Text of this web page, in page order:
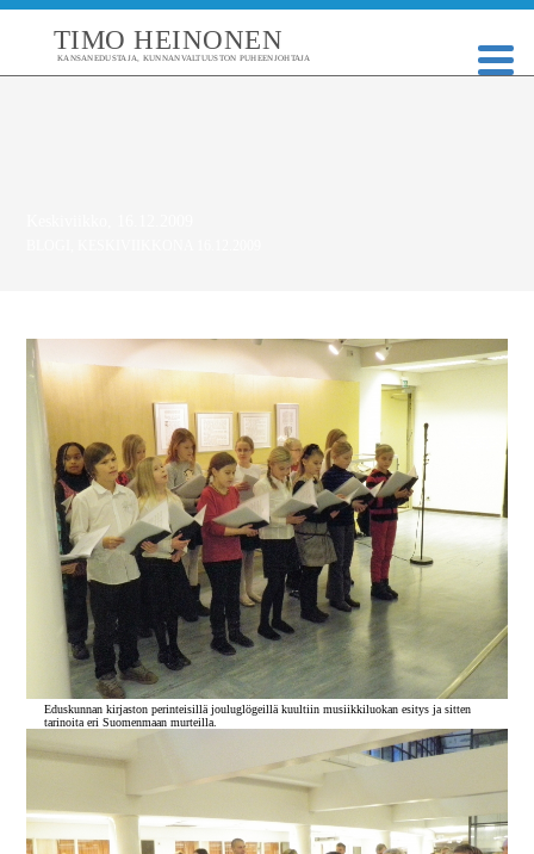
TIMO HEINONEN
KANSANEDUSTAJA, KUNNANVALTUUSTON PUHEENJOHTAJA
Eduskunnan kirjaston perinteisillä jouluglögeillä kuultiin musiikkiluokan esitys ja sitten
tarinoita eri Suomenmaan murteilla.